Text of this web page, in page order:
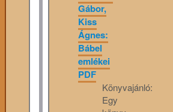
Gábor,
Kiss
Ágnes:
Bábel
emlékei
PDF
Könyvajánló:
Egy